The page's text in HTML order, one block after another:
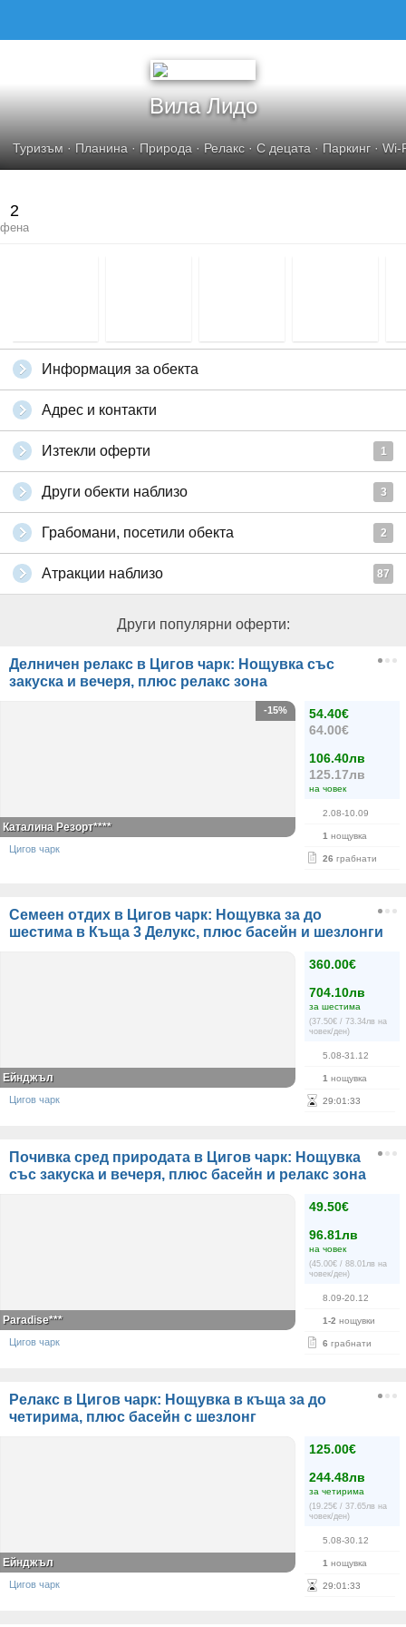
Вила Лидо
Туризъм · Планина · Природа · Релакс · С децата · Паркинг · Wi-
2
фена
Информация за обекта
Адрес и контакти
Изтекли оферти 1
Други обекти наблизо 3
Грабомани, посетили обекта 2
Атракции наблизо 87
Други популярни оферти:
Делничен релакс в Цигов чарк: Нощувка със
закуска и вечеря, плюс релакс зона
54.40€
64.00€
106.40лв
125.17лв
на човек
2.08-10.09
1 нощувка
26 грабнати
-15%
Каталина Резорт****
Цигов чарк
Семеен отдих в Цигов чарк: Нощувка за до
шестима в Къща 3 Делукс, плюс басейн и шезлонги
360.00€
704.10лв
за шестима
(37.50€ / 73.34лв на
човек/ден)
5.08-31.12
1 нощувка
29:01 :32
Ейнджъл
Цигов чарк
Почивка сред природата в Цигов чарк: Нощувка
със закуска и вечеря, плюс басейн и релакс зона
49.50€
96.81лв
на човек
(45.00€ / 88.01лв на
човек/ден)
8.09-20.12
1-2 нощувки
6 грабнати
Paradise***
Цигов чарк
Релакс в Цигов чарк: Нощувка в къща за до
четирима, плюс басейн с шезлонг
125.00€
244.48лв
за четирима
(19.25€ / 37.65лв на
човек/ден)
5.08-30.12
1 нощувка
29:01 :32
Ейнджъл
Цигов чарк